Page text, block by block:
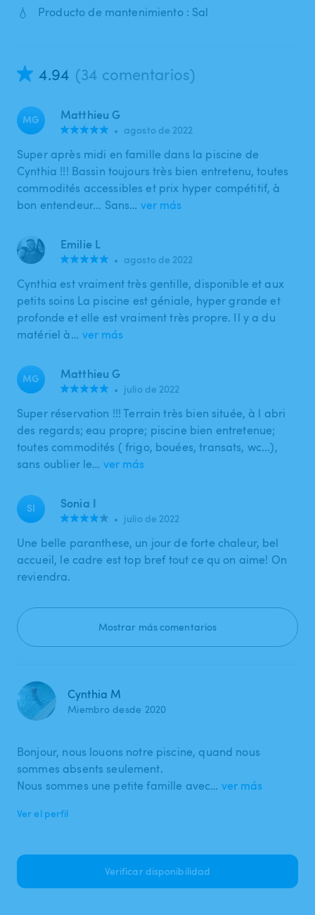
💧 Producto de mantenimiento : Sal
4.94 (34 comentarios)
MG Matthieu G
• agosto de 2022
Super après midi en famille dans la piscine de
Cynthia !!! Bassin toujours très bien entretenu, toutes
commodités accessibles et prix hyper compétitif, à
bon entendeur... Sans… ver más
Emilie L
• agosto de 2022
Cynthia est vraiment très gentille, disponible et aux
petits soins La piscine est géniale, hyper grande et
profonde et elle est vraiment très propre. Il y a du
matériel à… ver más
MG Matthieu G
• julio de 2022
Super réservation !!! Terrain très bien située, à l abri
des regards; eau propre; piscine bien entretenue;
toutes commodités ( frigo, bouées, transats, wc...),
sans oublier le… ver más
SI Sonia I
• julio de 2022
Une belle paranthese, un jour de forte chaleur, bel
accueil, le cadre est top bref tout ce qu on aime! On
reviendra.
Mostrar más comentarios
Cynthia M
Miembro desde 2020
Bonjour, nous louons notre piscine, quand nous
sommes absents seulement.
Nous sommes une petite famille avec… ver más
Ver el perfil
Verificar disponibilidad